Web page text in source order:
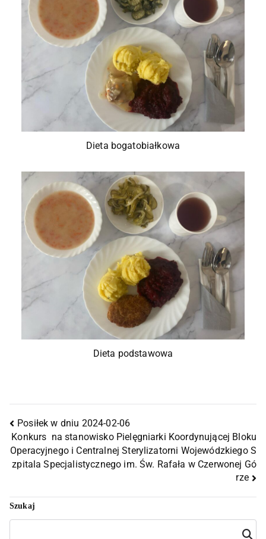
Dieta bogatobiałkowa
Dieta podstawowa
Posiłek w dniu 2024-02-06
Konkurs na stanowisko Pielęgniarki Koordynującej Bloku
Operacyjnego i Centralnej Sterylizatorni Wojewódzkiego S
zpitala Specjalistycznego im. Św. Rafała w Czerwonej Gó
rze
Szukaj
Szuka